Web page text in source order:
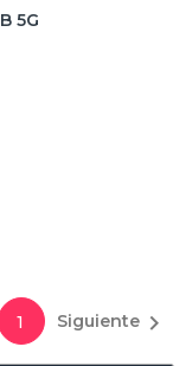
5G
1 Siguiente 